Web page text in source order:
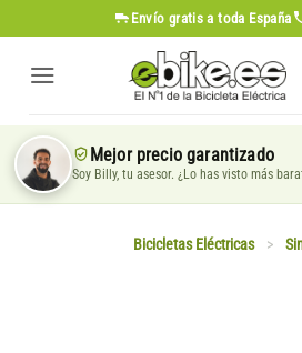
al
contenido
Envío gratis a toda España
Mejor precio garantizado
Soy Billy, tu asesor. ¿Lo has visto más
Bicicletas Eléctricas >